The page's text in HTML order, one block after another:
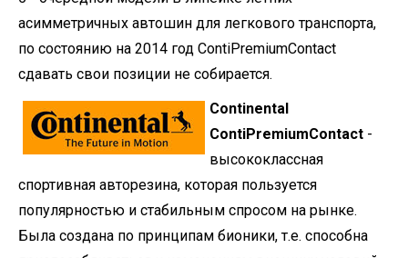
асимметричных автошин для легкового транспорта,
по состоянию на 2014 год ContiPremiumContact
сдавать свои позиции не собирается.
Continental
ContiPremiumContact -
высококлассная
спортивная авторезина, которая пользуется
популярностью и стабильным спросом на рынке.
Была создана по принципам бионики, т.е. способна